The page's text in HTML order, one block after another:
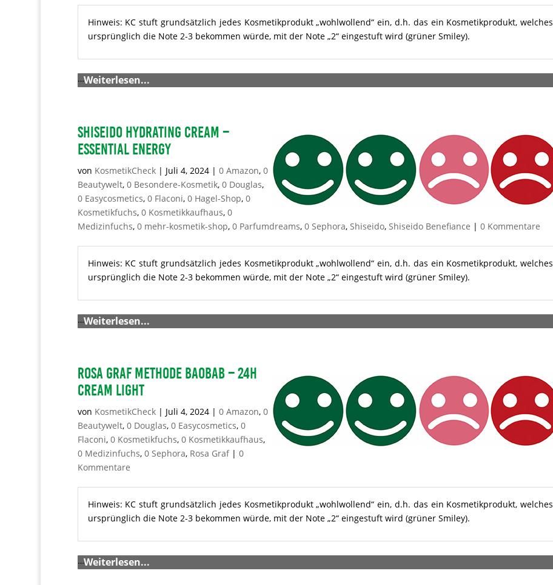
Hinweis: KC stuft grundsätzlich jedes Kosmetikprodukt „wohlwollend“ ein, d.h. das ein Kosmetikprodukt, welches
ursprünglich die Note 2-3 bekommen würde, mit der Note „2“ eingestuft wird (grüner Smiley).
…Weiterlesen...
SHISEIDO Hydrating Cream –
Essential Energy
von KosmetikCheck| Juli 4, 2024| 0 Amazon, 0
Beautywelt, 0 Besondere-Kosmetik, 0 Douglas,
0 Easycosmetics, 0 Flaconi, 0 Hagel-Shop, 0
Kosmetikfuchs, 0 Kosmetikkaufhaus, 0
Medizinfuchs, 0 mehr-kosmetik-shop, 0 Parfumdreams, 0 Sephora, Shiseido, Shiseido Benefiance | 0 Kommentare
Hinweis: KC stuft grundsätzlich jedes Kosmetikprodukt „wohlwollend“ ein, d.h. das ein Kosmetikprodukt, welches
ursprünglich die Note 2-3 bekommen würde, mit der Note „2“ eingestuft wird (grüner Smiley).
…Weiterlesen...
Rosa Graf Methode Baobab – 24h
Cream light
von KosmetikCheck| Juli 4, 2024| 0 Amazon, 0
Beautywelt, 0 Douglas, 0 Easycosmetics, 0
Flaconi, 0 Kosmetikfuchs, 0 Kosmetikkaufhaus,
0 Medizinfuchs, 0 Sephora, Rosa Graf| 0
Kommentare
Hinweis: KC stuft grundsätzlich jedes Kosmetikprodukt „wohlwollend“ ein, d.h. das ein Kosmetikprodukt, welches
ursprünglich die Note 2-3 bekommen würde, mit der Note „2“ eingestuft wird (grüner Smiley).
…Weiterlesen...